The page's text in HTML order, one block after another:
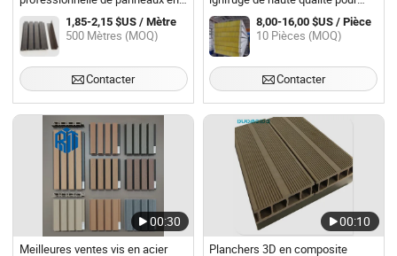
composite bois-plastique
1,85-2,15 $US / Mètre
500 Mètres (MOQ)
Contacter
mur et toit
8,00-16,00 $US / Pièce
10 Pièces (MOQ)
Contacter
00:30
Meilleures ventes vis en acier
00:10
Planchers 3D en composite